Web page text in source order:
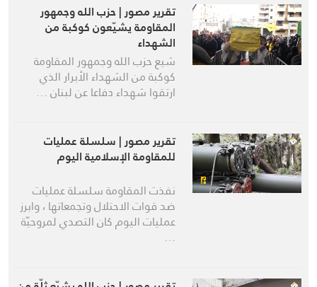
تقرير مصور | حزب الله وجمهور
المقاومة يشيّعون كوكبة من
الشهداء
شيع حزب الله وجمهور المقاومة
كوكبة من الشهداء الأبرار الذي
ارتقوا شهداء دفاعا عن لبنان …
تقرير مصور | سلسلة عمليات
للمقاومة الإسلامية اليوم
نفذت المقاومة سلسلة عمليات
ضد قوات الاحتلال وتجمعاتها ، وابرز
عمليات اليوم كان التصدي لمروحيّة
…